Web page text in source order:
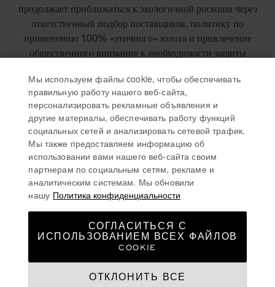
продолжает приближаться к экологичной роскоши через
ответственный подбор поставщиков, политику по
применению 100% «этичного» золота и привлечение
общественного внимания к необходимости защиты
УЗНАТЬ ПОДРОБНЕЕ
СВЕРХТОНКИЕ ЧАСЫ
ЧАСЫ ИЗ ЗОЛОТА С БРИЛЛИАНТАМИ
ЖЕНСКИЕ ЧАСЫ С БРИЛЛИАНТАМИ
ЭЛИТНЫЕ ЧАСЫ С АВТОМАТИЧЕСКИМ
ПОДЗАВОДОМ
БЕСПЛАТНАЯ ДОСТАВКА
Мы используем файлы cookie, чтобы обеспечивать
правильную работу нашего веб-сайта,
персонализировать рекламные объявления и
другие материалы, обеспечивать работу функций
социальных сетей и анализировать сетевой трафик.
Мы также предоставляем информацию об
использовании вами нашего веб-сайта своим
партнерам по социальным сетям, рекламе и
аналитическим системам. Мы обновили
нашу Политика конфиденциальности
ОТКЛОНИТЬ ВСЕ
СОГЛАСИТЬСЯ С
ИСПОЛЬЗОВАНИЕМ ВСЕХ ФАЙЛОВ
COOKIE